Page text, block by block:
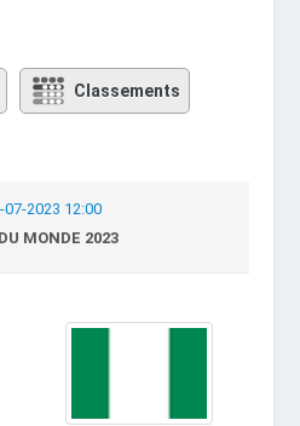
Classements
07-2023 12:00
MONDE 2023